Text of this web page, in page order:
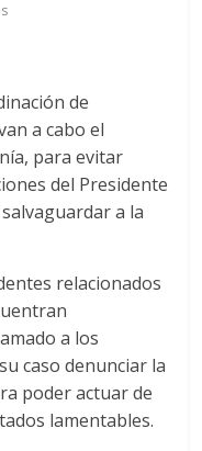
de
a cabo el
para evitar
del Presidente
a la
relacionados
a los
caso denunciar la
poder actuar de
lamentables.